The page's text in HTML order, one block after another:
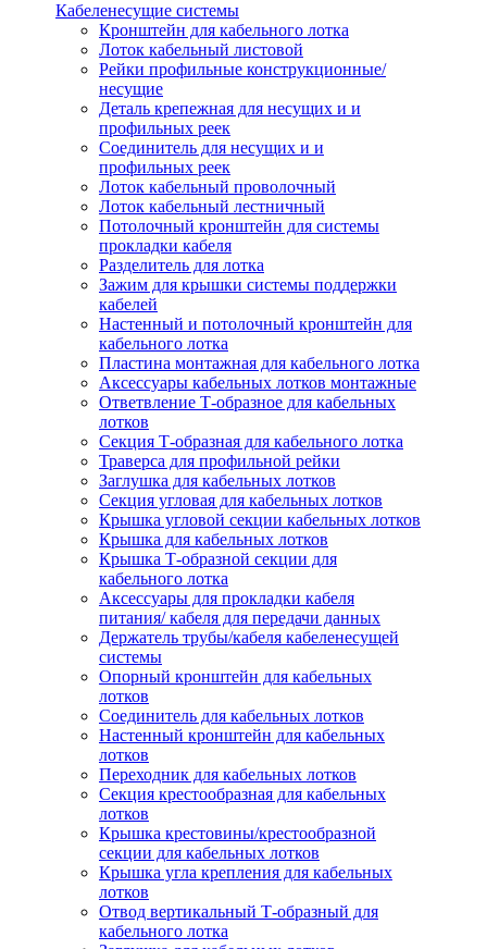
Кабеленесущие системы
Кронштейн для кабельного лотка
Лоток кабельный листовой
Рейки профильные конструкционные/
несущие
Деталь крепежная для несущих и и
профильных реек
Соединитель для несущих и и
профильных реек
Лоток кабельный проволочный
Лоток кабельный лестничный
Потолочный кронштейн для системы
прокладки кабеля
Разделитель для лотка
Зажим для крышки системы поддержки
кабелей
Настенный и потолочный кронштейн для
кабельного лотка
Пластина монтажная для кабельного лотка
Аксессуары кабельных лотков монтажные
Ответвление Т-образное для кабельных
лотков
Секция Т-образная для кабельного лотка
Траверса для профильной рейки
Заглушка для кабельных лотков
Секция угловая для кабельных лотков
Крышка угловой секции кабельных лотков
Крышка для кабельных лотков
Крышка Т-образной секции для
кабельного лотка
Аксессуары для прокладки кабеля
питания/ кабеля для передачи данных
Держатель трубы/кабеля кабеленесущей
системы
Опорный кронштейн для кабельных
лотков
Соединитель для кабельных лотков
Настенный кронштейн для кабельных
лотков
Переходник для кабельных лотков
Секция крестообразная для кабельных
лотков
Крышка крестовины/крестообразной
секции для кабельных лотков
Крышка угла крепления для кабельных
лотков
Отвод вертикальный Т-образный для
кабельного лотка